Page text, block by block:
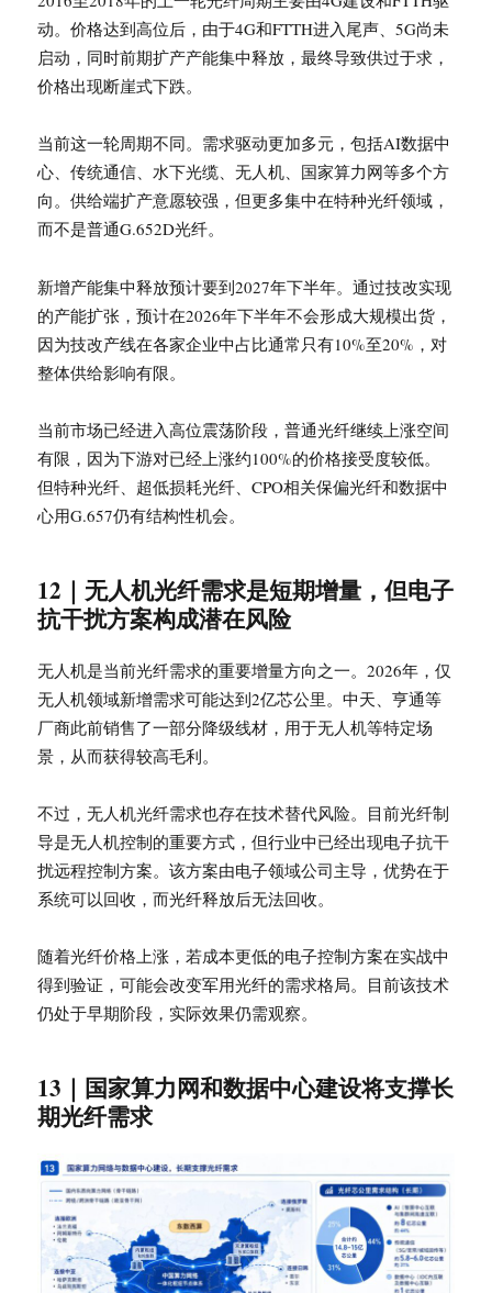
动。价格达到高位后，由于4G和FTTH进入尾声、5G尚未
启动，同时前期扩产产能集中释放，最终导致供过于求，
价格出现断崖式下跌。
当前这一轮周期不同。需求驱动更加多元，包括AI数据中
心、传统通信、水下光缆、无人机、国家算力网等多个方
向。供给端扩产意愿较强，但更多集中在特种光纤领域，
而不是普通G.652D光纤。
新增产能集中释放预计要到2027年下半年。通过技改实现
的产能扩张，预计在2026年下半年不会形成大规模出货，
因为技改产线在各家企业中占比通常只有10%至20%，对
整体供给影响有限。
当前市场已经进入高位震荡阶段，普通光纤继续上涨空间
有限，因为下游对已经上涨约100%的价格接受度较低。
但特种光纤、超低损耗光纤、CPO相关保偏光纤和数据中
心用G.657仍有结构性机会。
12｜无人机光纤需求是短期增量，但电子
抗干扰方案构成潜在风险
无人机是当前光纤需求的重要增量方向之一。2026年，仅
无人机领域新增需求可能达到2亿芯公里。中天、亨通等
厂商此前销售了一部分降级线材，用于无人机等特定场
景，从而获得较高毛利。
不过，无人机光纤需求也存在技术替代风险。目前光纤制
导是无人机控制的重要方式，但行业中已经出现电子抗干
扰远程控制方案。该方案由电子领域公司主导，优势在于
系统可以回收，而光纤释放后无法回收。
随着光纤价格上涨，若成本更低的电子控制方案在实战中
得到验证，可能会改变军用光纤的需求格局。目前该技术
仍处于早期阶段，实际效果仍需观察。
13｜国家算力网和数据中心建设将支撑长
期光纤需求